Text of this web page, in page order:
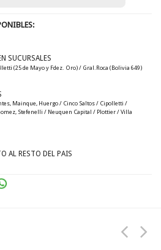
SUCURSALES
(25 de Mayo y Fdez. Oro) / Gral.Roca (Bolivia 649)
Mainque, Huergo / Cinco Saltos / Cipolletti /
Stefenelli / Neuquen Capital / Plottier / Villa
AL RESTO DEL PAIS